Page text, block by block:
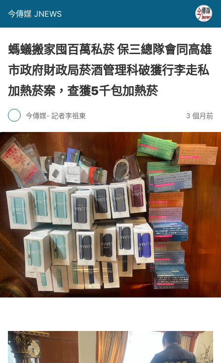
今傳媒 JNEWS
螞蟻搬家囤百萬私菸 保三總隊會同高雄
市政府財政局菸酒管理科破獲行李走私
加熱菸案，查獲5千包加熱菸
今傳媒- 記者李祖東 3 個月前